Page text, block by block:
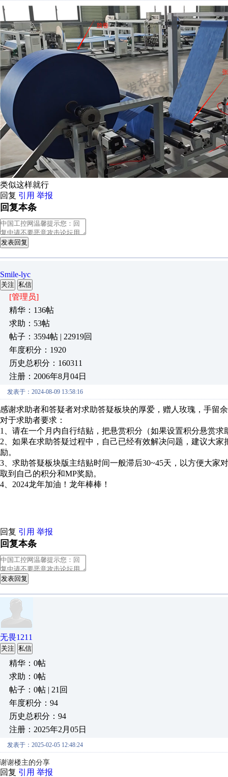
类似这样就行
回复 引用 举报
回复本条
发表回复
Smile-lyc
关注 私信
[管理员]
精华：136帖
求助：53帖
帖子：3594帖 | 22919回
年度积分：1920
历史总积分：160311
注册：2006年8月04日
发表于：2024-08-09 13:58:16
感谢求助者和答疑者对求助答疑板块的厚爱，赠人玫瑰，手留
对于求助者要求：
1、请在一个月内自行结贴，把悬赏积分（如果设置积分悬赏求
2、如果在求助答疑过程中，自己已经有效解决问题，建议大
励。
3、求助答疑板块版主结贴时间一般滞后30~45天，以方便大
取到自己的积分和MP奖励。
4、2024龙年加油！龙年棒棒！
回复 引用 举报
回复本条
发表回复
无畏1211
关注 私信
精华：0帖
求助：0帖
帖子：0帖 | 21回
年度积分：94
历史总积分：94
注册：2025年2月05日
发表于：2025-02-05 12:48:24
谢谢楼主的分享
回复 引用 举报